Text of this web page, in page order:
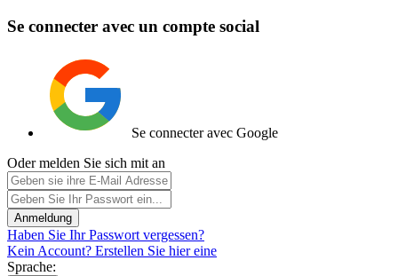
Se connecter avec un compte social
Se connecter avec Google
Oder melden Sie sich mit an
Anmeldung
Haben Sie Ihr Passwort vergessen?
Kein Account? Erstellen Sie hier eine
Sprache: